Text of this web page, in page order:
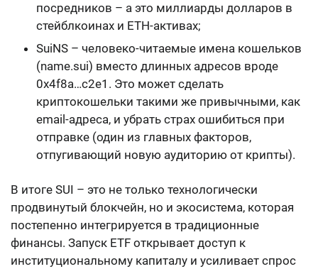
посредников – а это миллиарды долларов в
стейблкоинах и ETH-активах;
SuiNS – человеко-читаемые имена кошельков
(name.sui) вместо длинных адресов вроде
0x4f8a…c2e1. Это может сделать
криптокошельки такими же привычными, как
email-адреса, и убрать страх ошибиться при
отправке (один из главных факторов,
отпугивающий новую аудиторию от крипты).
В итоге SUI – это не только технологически
продвинутый блокчейн, но и экосистема, которая
постепенно интегрируется в традиционные
финансы. Запуск ETF открывает доступ к
институциональному капиталу и усиливает спрос